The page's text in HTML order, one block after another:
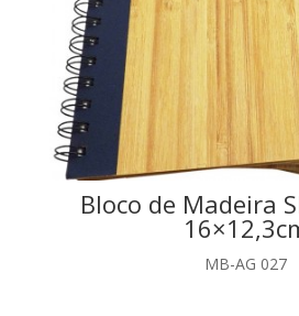
Bloco de Madeira
MB-AG 027